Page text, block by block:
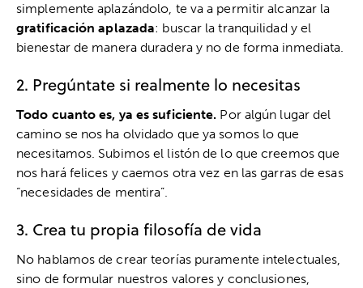
simplemente aplazándolo, te va a permitir alcanzar la
gratificación aplazada: buscar la tranquilidad y el
bienestar de manera duradera y no de forma inmediata.
2. Pregúntate si realmente lo necesitas
Todo cuanto es, ya es suficiente. Por algún lugar del
camino se nos ha olvidado que ya somos lo que
necesitamos. Subimos el listón de lo que creemos que
nos hará felices y caemos otra vez en las garras de esas
“necesidades de mentira”.
3. Crea tu propia filosofía de vida
No hablamos de crear teorías puramente intelectuales,
sino de formular nuestros valores y conclusiones,